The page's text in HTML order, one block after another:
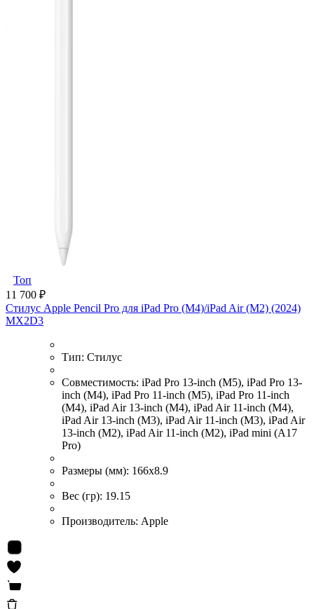
Топ
11 700 ₽
Стилус Apple Pencil Pro для iPad Pro (M4)/iPad Air (M2) (2024)
MX2D3
Тип: Стилус
Совместимость: iPad Pro 13-inch (M5), iPad Pro 13-
inch (M4), iPad Pro 11-inch (M5), iPad Pro 11-inch
(M4), iPad Air 13-inch (M4), iPad Air 11-inch (M4),
iPad Air 13-inch (M3), iPad Air 11-inch (M3), iPad Air
13-inch (M2), iPad Air 11-inch (M2), iPad mini (A17
Pro)
Размеры (мм): 166x8.9
Вес (гр): 19.15
Производитель: Apple